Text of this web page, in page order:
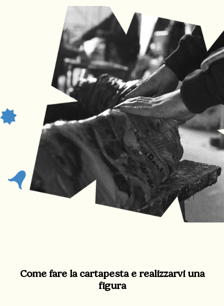
Come fare la cartapesta e realizzarvi una
figura